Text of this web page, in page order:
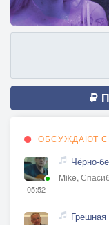
ОБСУЖДАЮТ
05:52
Чёрно-
Mike,